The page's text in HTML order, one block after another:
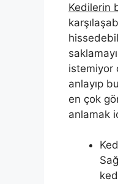
Kedilerin
istemiyor
anlayıp
en çok
anlamak